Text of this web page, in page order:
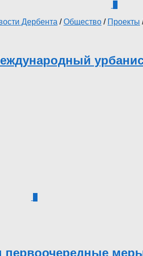
Дербента /Общество / Проекты
меры